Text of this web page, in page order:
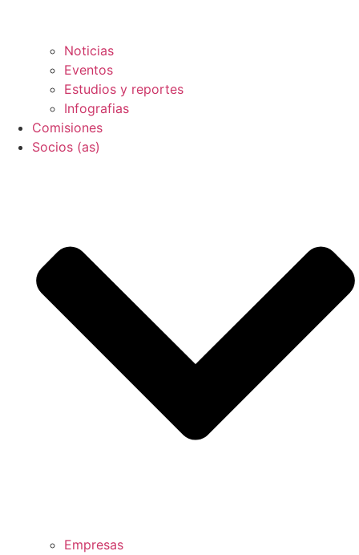
Noticias
Eventos
Estudios y reportes
Infografias
Comisiones
Socios (as)
Empresas